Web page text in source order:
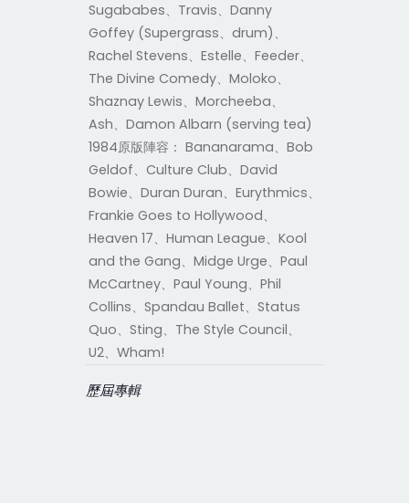
Sugababes、Travis、Danny
Goffey (Supergrass、drum)、
Rachel Stevens、Estelle、Feeder、
The Divine Comedy、Moloko、
Shaznay Lewis、Morcheeba、
Ash、Damon Albarn (serving tea)
1984原版陣容： Bananarama、Bob
Geldof、Culture Club、David
Bowie、Duran Duran、Eurythmics、
Frankie Goes to Hollywood、
Heaven 17、Human League、Kool
and the Gang、Midge Urge、Paul
McCartney、Paul Young、Phil
Collins、Spandau Ballet、Status
Quo、Sting、The Style Council、
U2、Wham!
歷屆專輯